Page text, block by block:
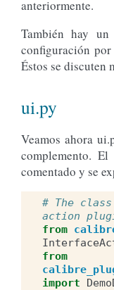
anteriormente.
También hay
configuración
Éstos se discuten
ui.py
Veamos ahora
complemento.
comentado y se
# The
action
from
from
import